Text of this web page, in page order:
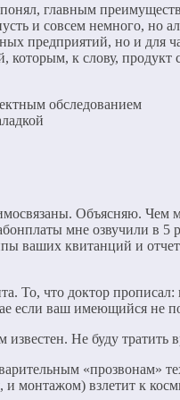
главным
и совсем немного, но
предприятий, но и для
которым, к слову,
обследованием
Объясняю. Чем
мне озвучили в
ваших квитанций и
То, что доктор
если ваш имеющийся
Не буду
«прозвонам»
и монтажом) взлетит к